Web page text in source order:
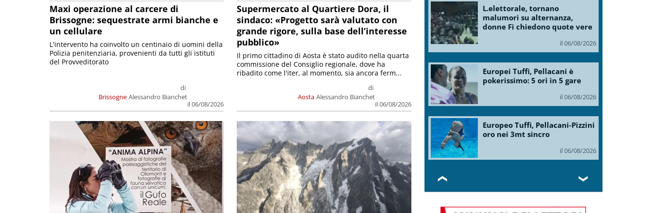
Maxi operazione al carcere di
Brissogne: sequestrate armi bianche e
un cellulare
Brissogne
di
Alessandro Bianchet
il 06/08/2026
L'intervento ha coinvolto un centinaio di uomini della
Polizia penitenziaria, provenienti da tutti gli istituti
del Provveditorato
Supermercato al Quartiere Dora, il
sindaco: «Progetto sarà valutato con
grande rigore, sulla base dell’interesse
pubblico»
Aosta
di
Alessandro Bianchet
il 06/08/2026
Il primo cittadino di Aosta è stato audito nella quarta
commissione del Consiglio regionale, dove ha
ribadito come l'iter, al momento, sia ancora ferm...
L.elettorale, tornano
malumori su alternanza,
donne Fi chiedono quote vere
il 06/08/2026
Europei Tuffi, Pellacani è
pokerissimo: 5 ori in 5 gare
il 06/08/2026
Europeo Tuffi, Pellacani-Pizzini
oro nei 3mt sincro
il 06/08/2026
❮ ❯